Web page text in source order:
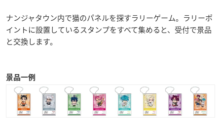
ナンジャタウン内で猫のパネルを探すラリーゲーム。ラリーポ
イントに設置しているスタンプをすべて集めると、受付で景品
と交換します。
景品一例